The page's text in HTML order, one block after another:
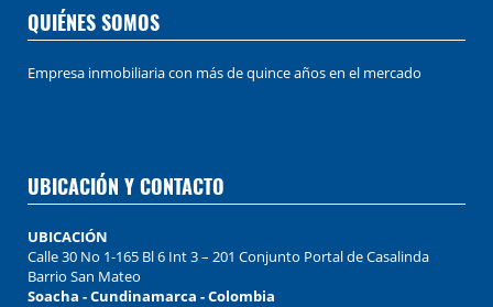
QUIÉNES SOMOS
Empresa inmobiliaria con más de quince años en el mercado
UBICACIÓN Y CONTACTO
UBICACIÓN
Calle 30 No 1-165 Bl 6 Int 3 – 201 Conjunto Portal de Casalinda
Barrio San Mateo
Soacha - Cundinamarca - Colombia